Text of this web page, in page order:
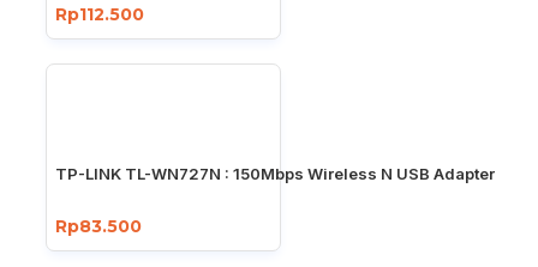
Rp112.500
TP-LINK TL-WN727N : 150Mbps Wireless N USB Adapter
Rp83.500